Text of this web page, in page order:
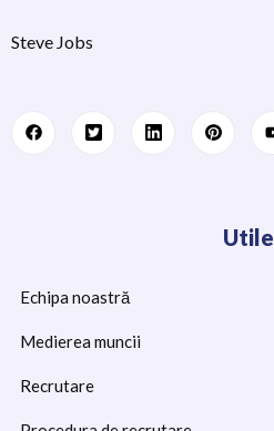
Steve Jobs
Utile
Echipa noastră
Medierea muncii
Recrutare